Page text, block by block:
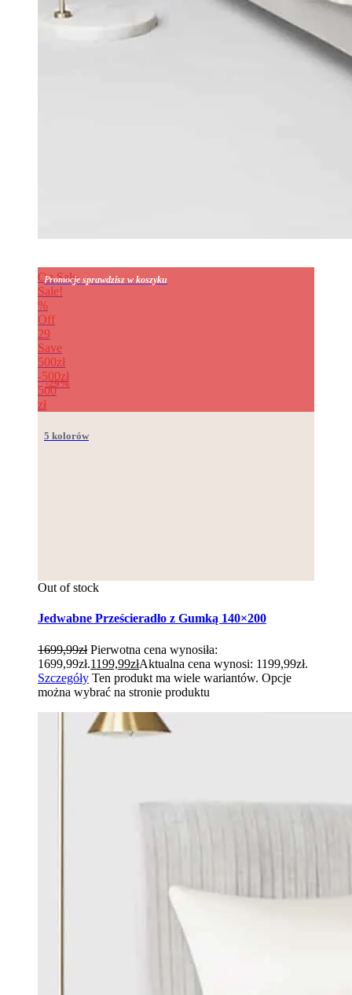
On Sale
Sale!
%
Off
29
Save
500zł
500zł
29%
500
zł
Promocje sprawdzisz w koszyku
5 kolorów
Out of stock
Jedwabne Prześcieradło z Gumką 140×200
1699,99zł Pierwotna cena wynosiła:
1699,99zł.1199,99złAktualna cena wynosi: 1199,99zł.
Szczegóły Ten produkt ma wiele wariantów. Opcje
można wybrać na stronie produktu